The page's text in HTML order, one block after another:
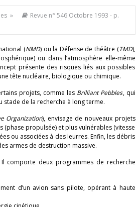
» Revue n° 546 Octobre 1993 - p.
(NMD) ou la Défense de théâtre (TMD),
ou dans l’atmosphère elle-même
présente des risques liés aux possibles
tête nucléaire, biologique ou chimique.
projets, comme les Brilliant Pebbles, qui
de la recherche à long terme.
Organization), envisage de nouveaux projets
propulsée) et plus vulnérables (vitesse
ou associées à des leurres. Enfin, les débris
armes de destruction massive.
comporte deux programmes de recherche
d’un avion sans pilote, opérant à haute